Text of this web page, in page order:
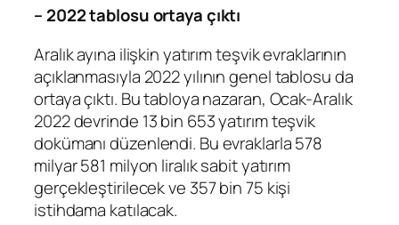
– 2022 tablosu ortaya çıktı
Aralık ayına ilişkin yatırım teşvik evraklarının
açıklanmasıyla 2022 yılının genel tablosu da
ortaya çıktı. Bu tabloya nazaran, Ocak-Aralık
2022 devrinde 13 bin 653 yatırım teşvik
dokümanı düzenlendi. Bu evraklarla 578
milyar 581 milyon liralık sabit yatırım
gerçekleştirilecek ve 357 bin 75 kişi
istihdama katılacak.